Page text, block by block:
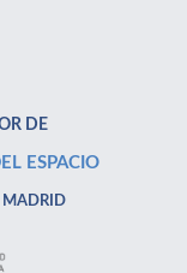
DE
ESPACIO
MADRID